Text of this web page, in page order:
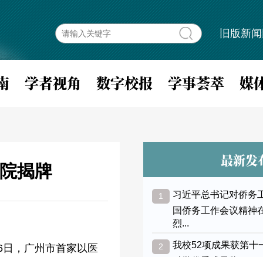
旧版新
学者视角 数字校报 学事荟萃 媒
揭牌
，广州市首家以医
最新发
1 习近平总书记对侨务
国侨务工作会议精神
烈...
2 我校52项成果获第十